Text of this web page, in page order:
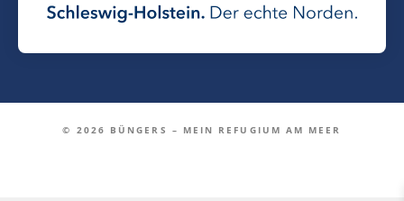
© 2026 BÜNGERS – MEIN REFUGIUM AM MEER